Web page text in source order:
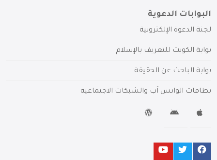
البوابات الدعوية
لجنة الدعوة الإلكترونية
بوابة الكويت للتعريف بالإسلام
بوابة الباحث عن الحقيقة
بطاقات الواتس آب والشبكات الاجتماعية